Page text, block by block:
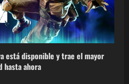
está disponible y trae el mayor
hasta ahora